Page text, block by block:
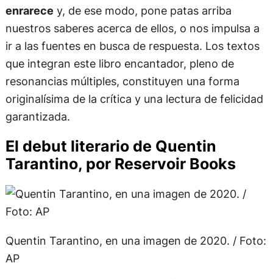
enrarece y, de ese modo, pone patas arriba
nuestros saberes acerca de ellos, o nos impulsa a
ir a las fuentes en busca de respuesta. Los textos
que integran este libro encantador, pleno de
resonancias múltiples, constituyen una forma
originalísima de la crítica y una lectura de felicidad
garantizada.
El debut literario de Quentin
Tarantino, por Reservoir Books
Quentin Tarantino, en una imagen de 2020. / Foto:
AP